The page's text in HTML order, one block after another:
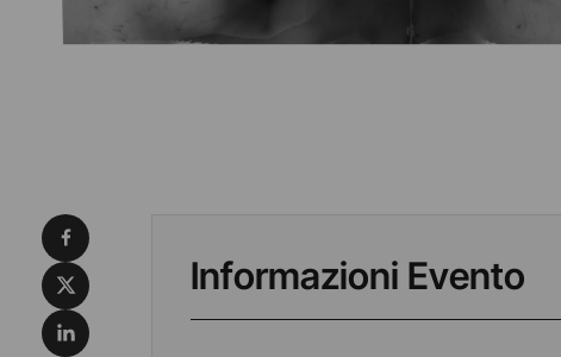
Informazioni Evento
Condividi su Facebook
Condividi su X
Condividi su LinkedIn